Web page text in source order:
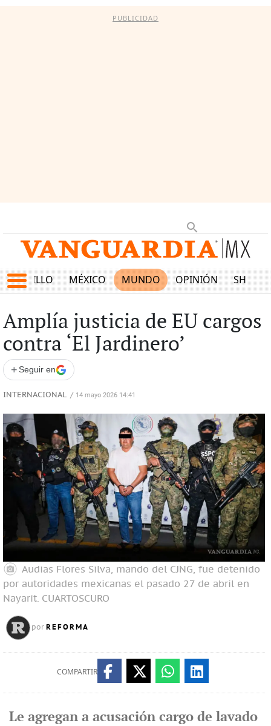
PUBLICIDAD
SALTILLO MÉXICO MUNDO OPINIÓN SHOW
Amplía justicia de EU cargos
contra ‘El Jardinero’
+ Seguir en
INTERNACIONAL / 14 mayo 2026 14:41
Audias Flores Silva, mando del CJNG, fue detenido
por autoridades mexicanas el pasado 27 de abril en
Nayarit. CUARTOSCURO
por REFORMA
COMPARTIR
Le agregan a acusación cargo de lavado